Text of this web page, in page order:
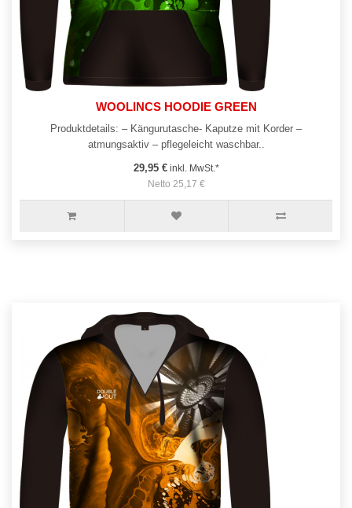
WOOLINCS HOODIE GREEN
Produktdetails: – Kängurutasche- Kaputze mit Korder –
atmungsaktiv – pflegeleicht waschbar..
29,95 €inkl. MwSt.*
Netto 25,17 €